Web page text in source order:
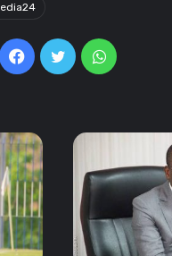
Facebook
TwitterWhatsApp